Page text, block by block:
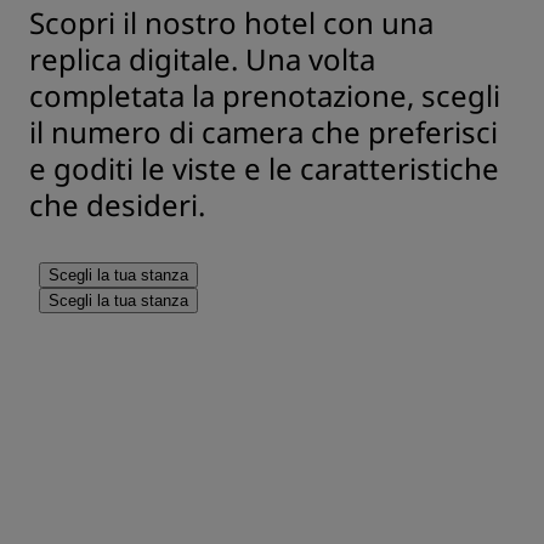
Scopri il nostro hotel con una
replica digitale. Una volta
completata la prenotazione, scegli
il numero di camera che preferisci
e goditi le viste e le caratteristiche
che desideri.